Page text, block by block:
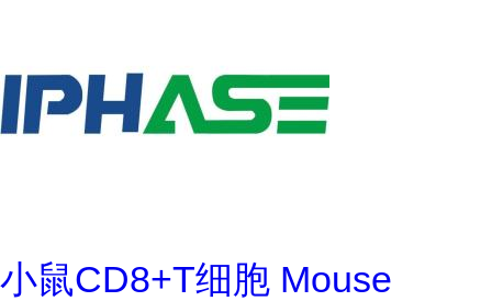
小鼠CD8+T细胞 Mouse